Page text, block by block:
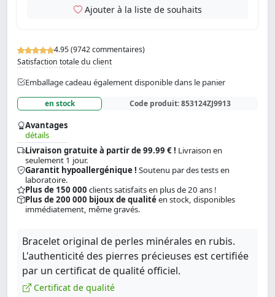
4.95 (9742 commentaires)
Satisfaction totale du client
Emballage cadeau également disponible dans le panier
en stock Code produit:853124ZJ9913
Avantages
détails
Livraison gratuite à partir de 99.99 € ! Livraison en
seulement 1 jour.
Garantit hypoallergénique ! Soutenu par des tests en
laboratoire.
Plus de 150 000 clients satisfaits en plus de 20 ans !
Plus de 200 000 bijoux de qualitéen stock, disponibles
immédiatement, même gravés.
Ajouter à la liste de souhaits
Bracelet original de perles minérales en rubis.
L'authenticité des pierres précieuses est certifiée
par un certificat de qualité officiel.
Certificat de qualité